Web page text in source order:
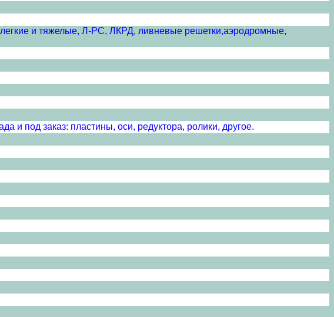
и тяжелые, Л-РС, ЛКРД, ливневые решетки,аэродромные,
и под заказ: пластины, оси, редуктора, ролики, другое.